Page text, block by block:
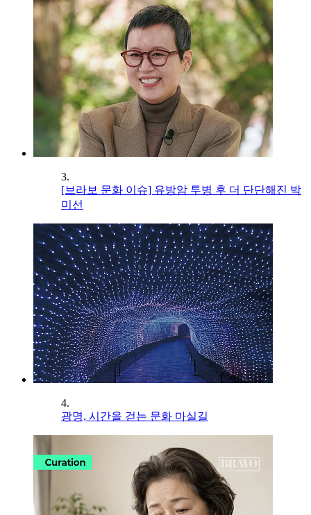
3.
[브라보 문화 이슈] 유방암 투병 후 더 단단해진 박
미선
4.
광명, 시간을 걷는 문화 마실길